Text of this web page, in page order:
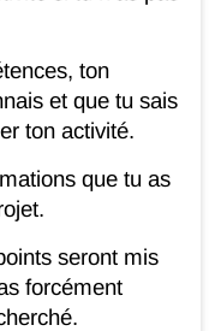
ton
et que tu sais
ton activité.
que tu as
seront mis
forcément